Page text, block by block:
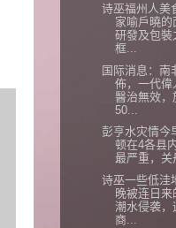
诗巫福州人美
家喻戶曉的
研發及包裝
框...
国际消息：南
佈，一代偉
醫治無效，
50...
彭亨水灾情今
顿在4各县
最严重，
诗巫一些低洼
晚被连日
潮水侵袭，
商...